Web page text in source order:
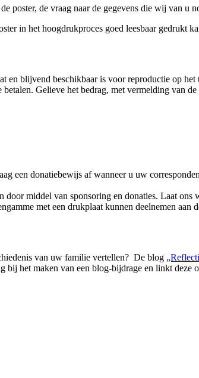
poster, de vraag naar de gegevens die wij van u
in het hoogdrukproces goed leesbaar gedrukt
en blijvend beschikbaar is voor reproductie op
Gelieve het bedrag, met vermelding van
een donatiebewijs af wanneer u uw
middel van sponsoring en donaties. Laat
met een drukplaat kunnen deelnemen aan
van uw familie vertellen? De blog
bij het maken van een blog-bijdrage en linkt deze